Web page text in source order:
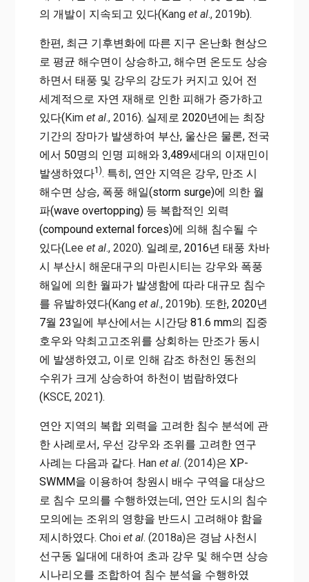
의 개발이 지속되고 있다(Kang et al., 2019b).
한편, 최근 기후변화에 따른 지구 온난화 현상으
로 평균 해수면이 상승하고, 해수면 온도도 상승
하면서 태풍 및 강우의 강도가 커지고 있어 전
세계적으로 자연 재해로 인한 피해가 증가하고
있다(Kim et al., 2016). 실제로 2020년에는 최장
기간의 장마가 발생하여 부산, 울산은 물론, 전국
에서 50명의 인명 피해와 3,489세대의 이재민이
발생하였다1). 특히, 연안 지역은 강우, 만조 시
해수면 상승, 폭풍 해일(storm surge)에 의한 월
파(wave overtopping) 등 복합적인 외력
(compound external forces)에 의해 침수될 수
있다(Lee et al., 2020). 일례로, 2016년 태풍 차바
시 부산시 해운대구의 마린시티는 강우와 폭풍
해일에 의한 월파가 발생함에 따라 대규모 침수
를 유발하였다(Kang et al., 2019b). 또한, 2020년
7월 23일에 부산에서는 시간당 81.6 mm의 집중
호우와 약최고고조위를 상회하는 만조가 동시
에 발생하였고, 이로 인해 감조 하천인 동천의
수위가 크게 상승하여 하천이 범람하였다
(KSCE, 2021).
연안 지역의 복합 외력을 고려한 침수 분석에 관
한 사례로서, 우선 강우와 조위를 고려한 연구
사례는 다음과 같다. Han et al. (2014)은 XP-
SWMM을 이용하여 창원시 배수 구역을 대상으
로 침수 모의를 수행하였는데, 연안 도시의 침수
모의에는 조위의 영향을 반드시 고려해야 함을
제시하였다. Choi et al. (2018a)은 경남 사천시
선구동 일대에 대하여 초과 강우 및 해수면 상승
시나리오를 조합하여 침수 분석을 수행하였